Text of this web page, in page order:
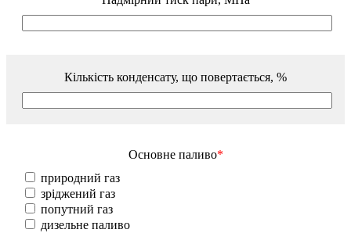
Кількість конденсату, що повертається, %
Основне паливо*
природний газ
зріджений газ
попутний газ
дизельне паливо